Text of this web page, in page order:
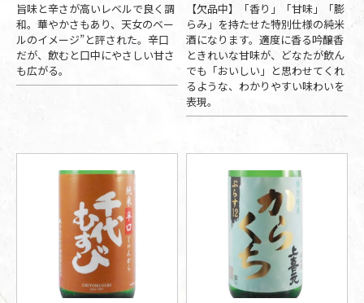
旨味と辛さが高いレベルで良く調
和。華やかさもあり、天女のベー
ルのイメージ”と評された。辛口
だが、飲むと口中にやさしい甘さ
も広がる。
【欠品中】「香り」「甘味」「膨
らみ」を持たせた特別仕様の純米
酒になります。適度に香る吟醸香
ときれいな甘味が、どなたが飲ん
でも「おいしい」と思わせてくれ
るような、わかりやすい味わいを
表現。